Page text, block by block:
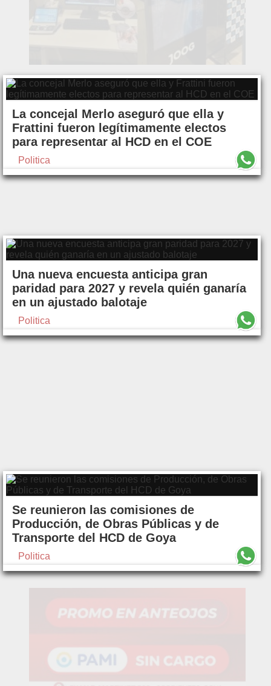
La concejal Merlo aseguró que ella y
Frattini fueron legítimamente electos
para representar al HCD en el COE
Politica
Una nueva encuesta anticipa gran
paridad para 2027 y revela quién ganaría
en un ajustado balotaje
Politica
Se reunieron las comisiones de
Producción, de Obras Públicas y de
Transporte del HCD de Goya
Politica